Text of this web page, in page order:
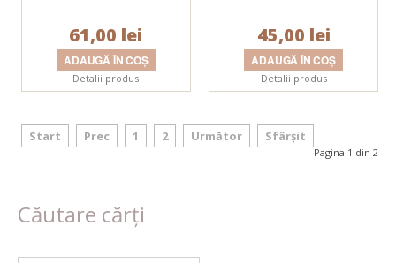
61,00 lei
Detalii produs
45,00 lei
Detalii produs
Start Prec 1 2 Următor Sfârșit
Pagina 1 din 2
Căutare cărți